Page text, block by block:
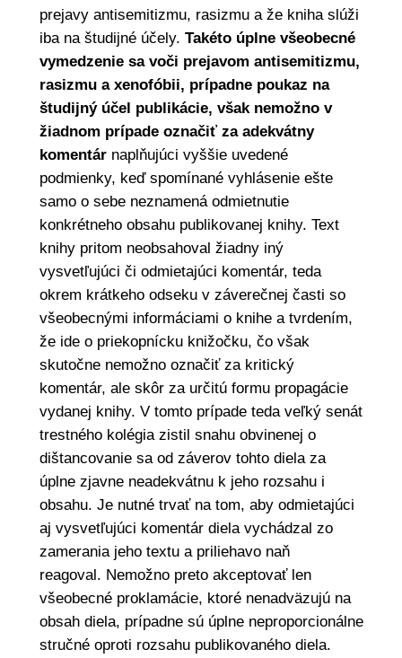
prejavy antisemitizmu, rasizmu a že kniha slúži
iba na študijné účely. Takéto úplne všeobecné
vymedzenie sa voči prejavom antisemitizmu,
rasizmu a xenofóbii, prípadne poukaz na
študijný účel publikácie, však nemožno v
žiadnom prípade označiť za adekvátny
komentárnaplňujúci vyššie uvedené
podmienky, keď spomínané vyhlásenie ešte
samo o sebe neznamená odmietnutie
konkrétneho obsahu publikovanej knihy. Text
knihy pritom neobsahoval žiadny iný
vysvetľujúci či odmietajúci komentár, teda
okrem krátkeho odseku v záverečnej časti so
všeobecnými informáciami o knihe a tvrdením,
že ide o priekopnícku knižočku, čo však
skutočne nemožno označiť za kritický
komentár, ale skôr za určitú formu propagácie
vydanej knihy. V tomto prípade teda veľký senát
trestného kolégia zistil snahu obvinenej o
dištancovanie sa od záverov tohto diela za
úplne zjavne neadekvátnu k jeho rozsahu i
obsahu. Je nutné trvať na tom, aby odmietajúci
aj vysvetľujúci komentár diela vychádzal zo
zamerania jeho textu a priliehavo naň
reagoval. Nemožno preto akceptovať len
všeobecné proklamácie, ktoré nenadväzujú na
obsah diela, prípadne sú úplne neproporcionálne
stručné oproti rozsahu publikovaného diela.